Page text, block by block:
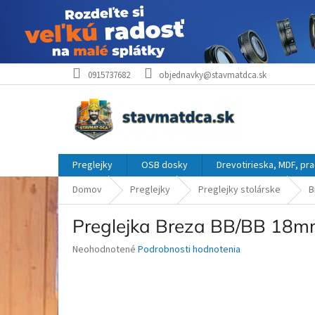
na
0915737682 objednavky@stavmatdca.sk
Preglejky OSB dosky Drevotirieska, MDF,
Domov
Preglejky Preglejky stolárske
Preglejka Breza BB/BB
Priemerné
Neohodnotené Podrobnosti hodnotenia